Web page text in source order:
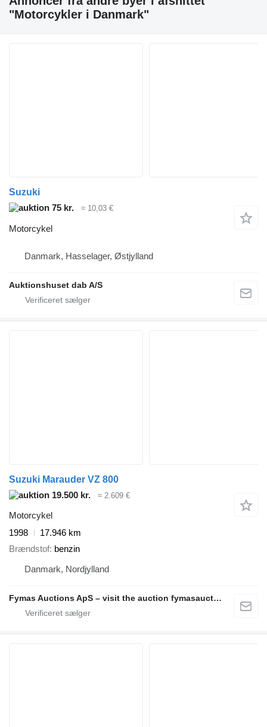
"Motorcykler i Danmark"
Suzuki
75 kr.
≈ 10,03 €
Motorcykel
Danmark, Hasselager, Østjylland
Auktionshuset dab A/S
Suzuki Marauder VZ 800
19.500 kr.
≈ 2.609 €
Motorcykel
1998
17.946 km
Brændstof benzin
Danmark, Nordjylland
Fymas Auctions ApS – visit the auction fymasauctions.dk